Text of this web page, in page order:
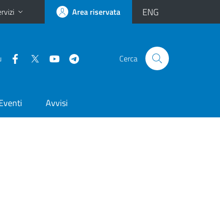
Area riservata ENG
Cerca
Avvisi